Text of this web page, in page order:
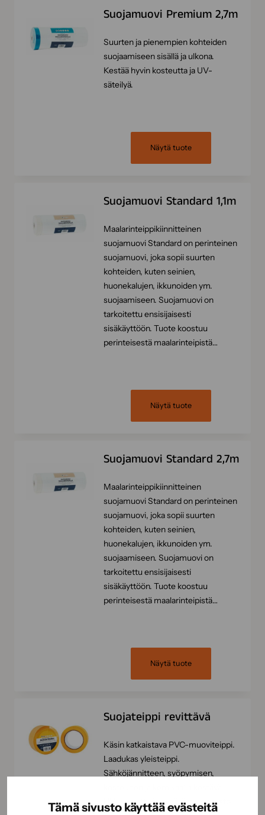
Tämä sivusto käyttää evästeitä
Suojamuovi Premium 2,7m
Suurten ja pienempien kohteiden
suojaamiseen sisällä ja ulkona.
Kestää hyvin kosteutta ja UV-
säteilyä.
Näytä tuote
Suojamuovi Standard 1,1m
Maalarinteippikiinnitteinen
suojamuovi Standard on perinteinen
suojamuovi, joka sopii suurten
kohteiden, kuten seinien,
huonekalujen, ikkunoiden ym.
suojaamiseen. Suojamuovi on
tarkoitettu ensisijaisesti
sisäkäyttöön. Tuote koostuu
perinteisestä maalarinteipistä…
Näytä tuote
Suojamuovi Standard 2,7m
Maalarinteippikiinnitteinen
suojamuovi Standard on perinteinen
suojamuovi, joka sopii suurten
kohteiden, kuten seinien,
huonekalujen, ikkunoiden ym.
suojaamiseen. Suojamuovi on
tarkoitettu ensisijaisesti
sisäkäyttöön. Tuote koostuu
perinteisestä maalarinteipistä…
Näytä tuote
Suojateippi revittävä
Käsin katkaistava PVC-muoviteippi.
Laadukas yleisteippi.
Sähköjännitteen, syöpymisen,
UV- suojattu ja hyvä lämmönkesto.